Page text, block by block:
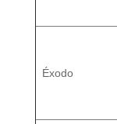
Éxodo